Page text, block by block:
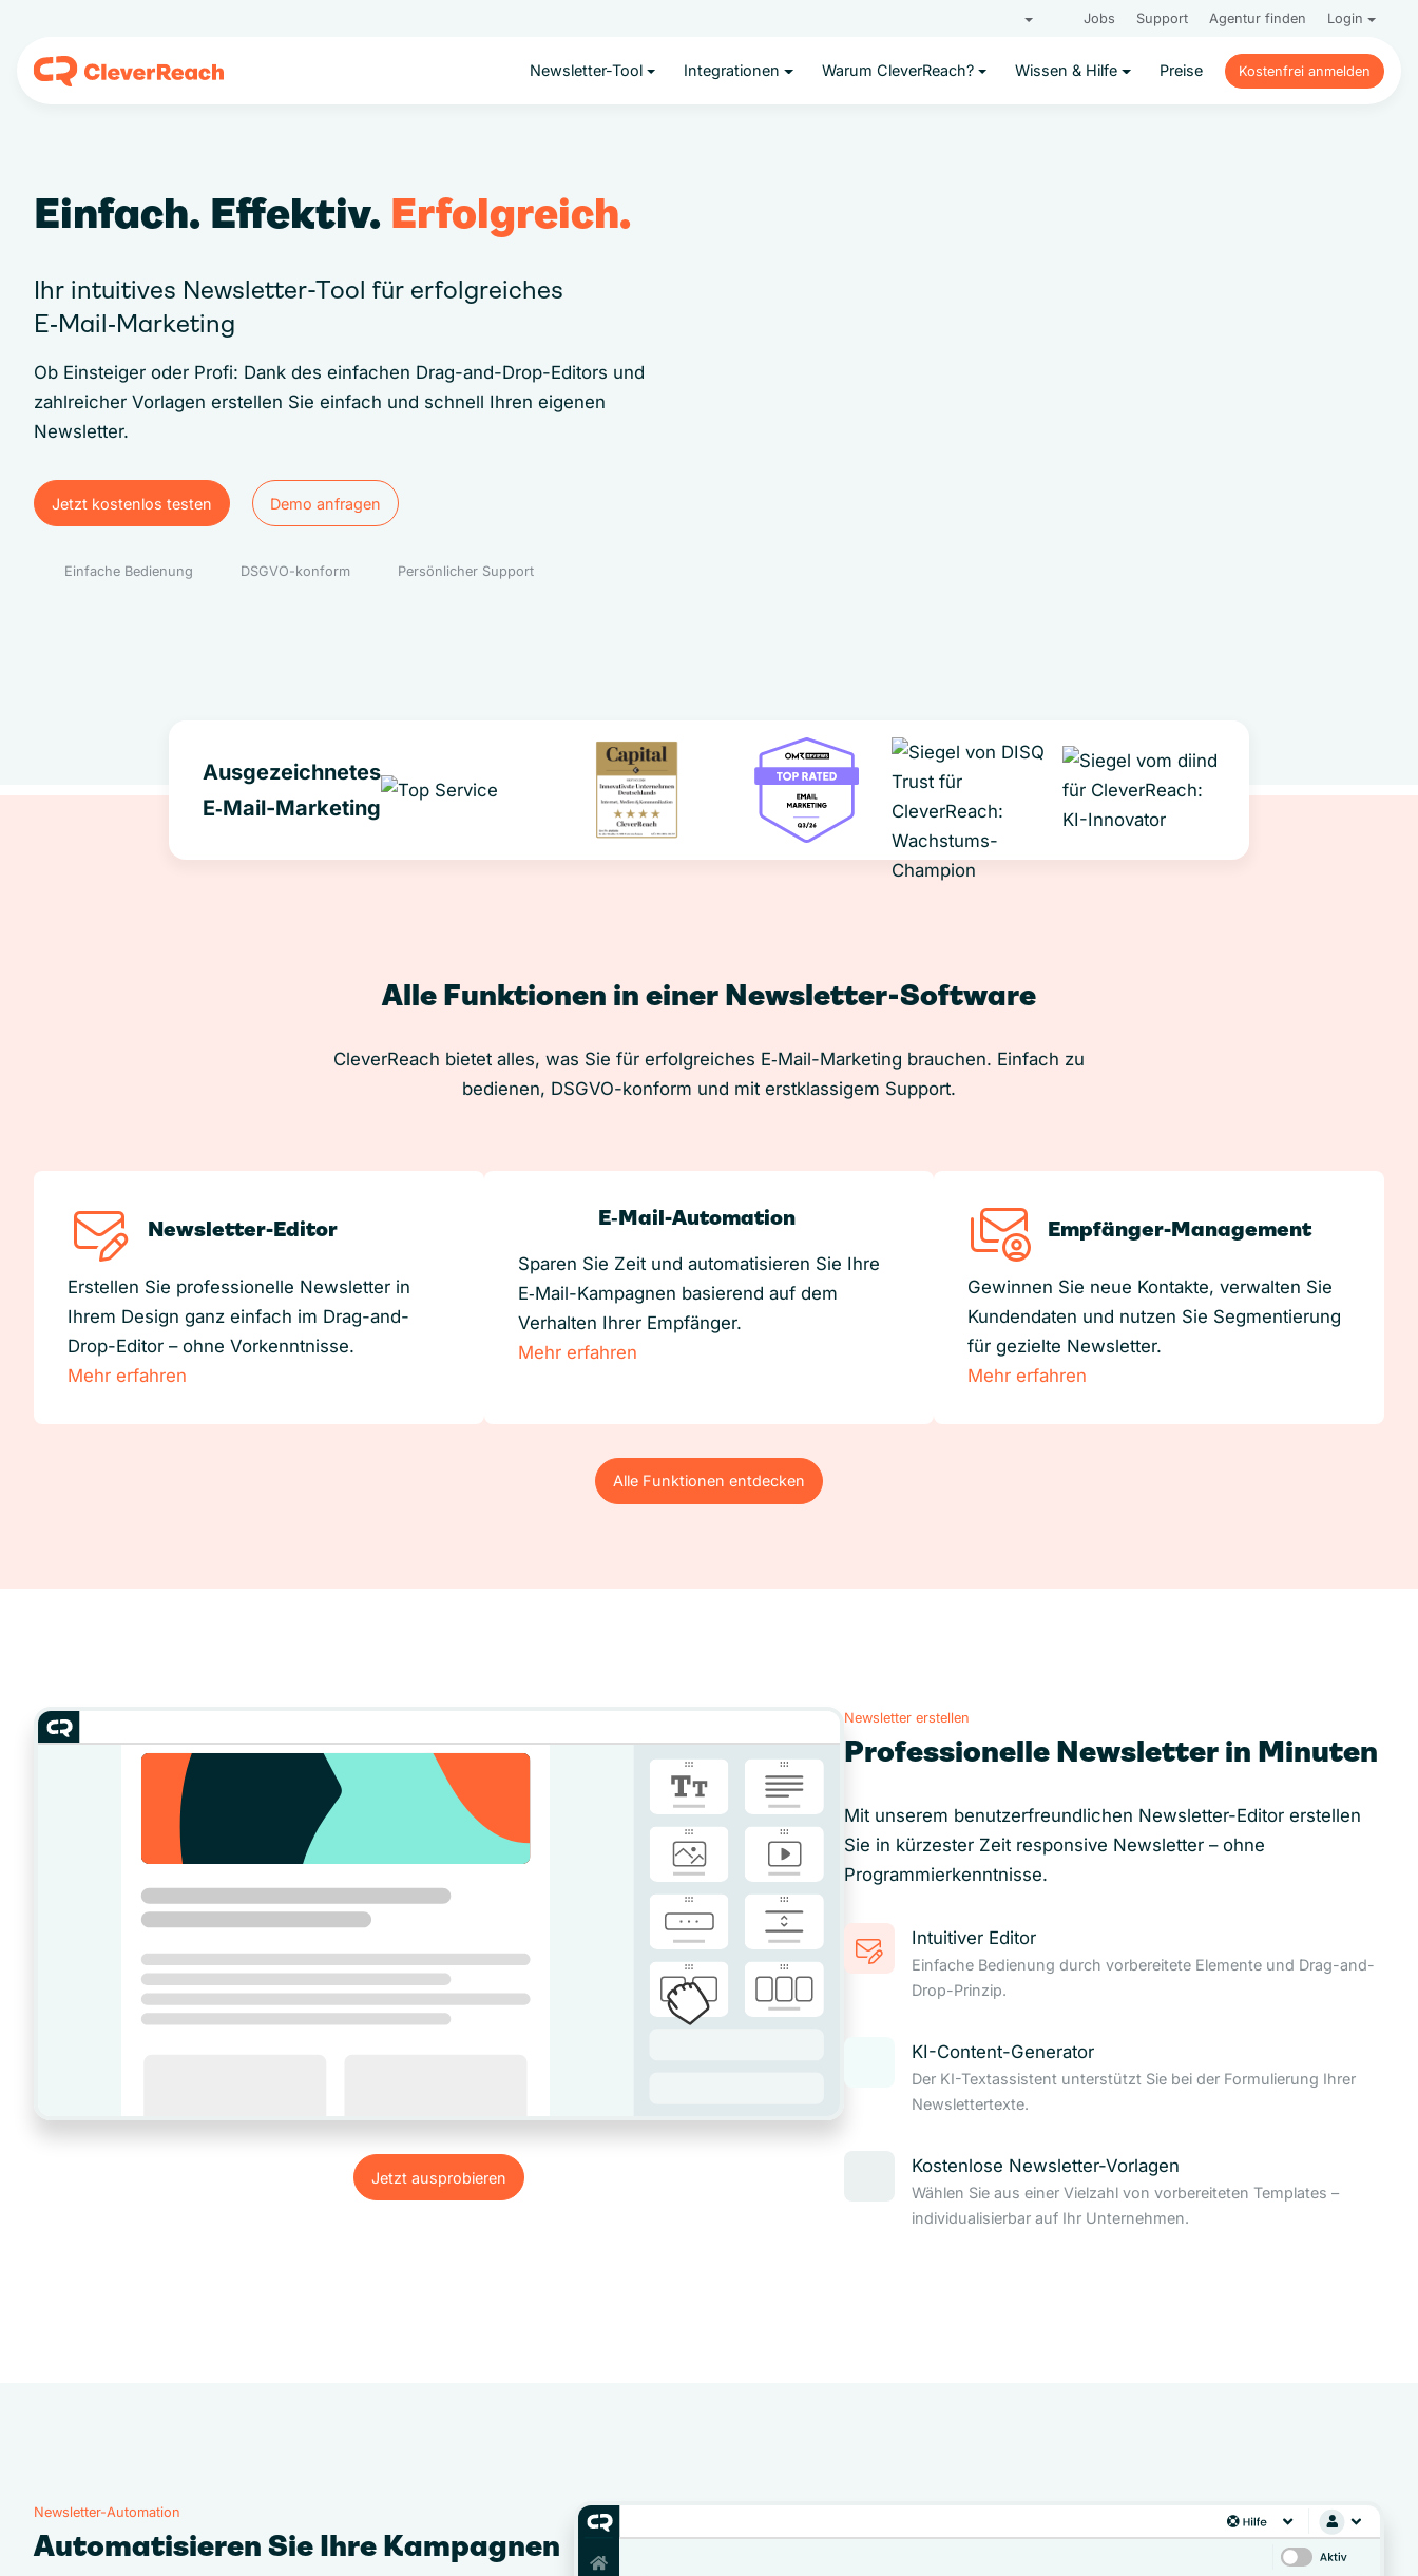
Jobs Support Agentur finden Login
Newsletter-Tool Integrationen Warum CleverReach? Wissen & Hilfe Preise
Kostenfrei anmelden
Kostenfrei anmelden
Einfach. Effektiv. Erfolgreich.
Ihr intuitives Newsletter-Tool für erfolgreiches
E‑Mail‑Marketing
Ob Einsteiger oder Profi: Dank des einfachen Drag-and-Drop-Editors und
zahlreicher Vorlagen erstellen Sie einfach und schnell Ihren eigenen
Newsletter.
Jetzt kostenlos testen
Jetzt kostenlos testen
Demo anfragen
Demo anfragen
Einfache Bedienung DSGVO-konform Persönlicher Support
Ausgezeichnetes
E‑Mail-Marketing
Alle Funktionen in einer Newsletter-Software
CleverReach bietet alles, was Sie für erfolgreiches E‑Mail-Marketing brauchen. Einfach zu
bedienen, DSGVO-konform und mit erstklassigem Support.
Newsletter-Editor
Erstellen Sie professionelle Newsletter in
Ihrem Design ganz einfach im Drag-and-
Drop-Editor – ohne Vorkenntnisse.
Mehr erfahren
E‑Mail-Automation
Sparen Sie Zeit und automatisieren Sie Ihre
E‑Mail-Kampagnen basierend auf dem
Verhalten Ihrer Empfänger.
Mehr erfahren
Empfänger-Management
Gewinnen Sie neue Kontakte, verwalten Sie
Kundendaten und nutzen Sie Segmentierung
für gezielte Newsletter.
Mehr erfahren
Alle Funktionen entdecken
Alle Funktionen entdecken
Jetzt ausprobieren
Jetzt ausprobieren
Newsletter erstellen
Professionelle Newsletter in Minuten
Mit unserem benutzerfreundlichen Newsletter-Editor erstellen
Sie in kürzester Zeit responsive Newsletter – ohne
Programmierkenntnisse.
Intuitiver Editor
Einfache Bedienung durch vorbereitete Elemente und Drag-and-
Drop-Prinzip.
KI-Content-Generator
Der KI-Textassistent unterstützt Sie bei der Formulierung Ihrer
Newslettertexte.
Kostenlose Newsletter-Vorlagen
Wählen Sie aus einer Vielzahl von vorbereiteten Templates –
individualisierbar auf Ihr Unternehmen.
Newsletter-Automation
Automatisieren Sie Ihre Kampagnen